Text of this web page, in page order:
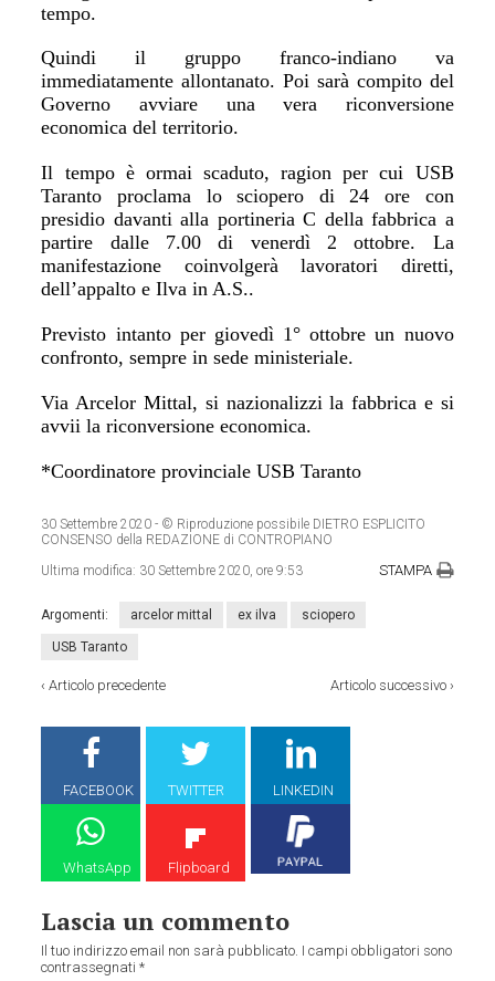
tempo.
Quindi il gruppo franco-indiano va
immediatamente allontanato. Poi sarà compito del
Governo avviare una vera riconversione
economica del territorio.
Il tempo è ormai scaduto, ragion per cui USB
Taranto proclama lo sciopero di 24 ore con
presidio davanti alla portineria C della fabbrica a
partire dalle 7.00 di venerdì 2 ottobre. La
manifestazione coinvolgerà lavoratori diretti,
dell’appalto e Ilva in A.S..
Previsto intanto per giovedì 1° ottobre un nuovo
confronto, sempre in sede ministeriale.
Via Arcelor Mittal, si nazionalizzi la fabbrica e si
avvii la riconversione economica.
*Coordinatore provinciale USB Taranto
30 Settembre 2020 - © Riproduzione possibile DIETRO ESPLICITO
CONSENSO della REDAZIONE di CONTROPIANO
Ultima modifica: 30 Settembre 2020, ore 9:53 STAMPA
Argomenti: arcelor mittal ex ilva sciopero
USB Taranto
‹Articolo precedente Articolo successivo›
FACEBOOK TWITTER LINKEDIN
WhatsApp Flipboard
Lascia un commento
Il tuo indirizzo email non sarà pubblicato. I campi obbligatori sono
contrassegnati*